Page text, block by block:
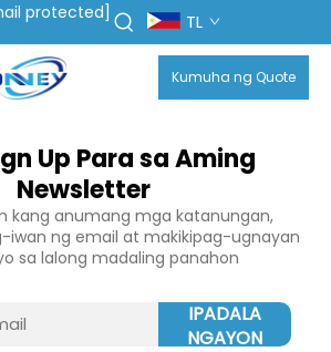
protected] TL
Kumuha ng Quote
Up Para sa Aming
Newsletter
kang anumang mga katanungan,
iwan ng email at makikipag-ugnayan
sa lalong madaling panahon
IPADALA
NGAYON